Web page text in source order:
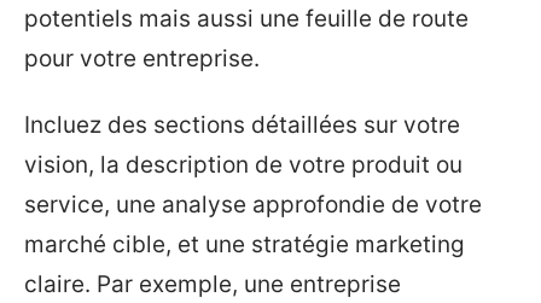
potentiels mais aussi une feuille de route
pour votre entreprise.
Incluez des sections détaillées sur votre
vision, la description de votre produit ou
service, une analyse approfondie de votre
marché cible, et une stratégie marketing
claire. Par exemple, une entreprise